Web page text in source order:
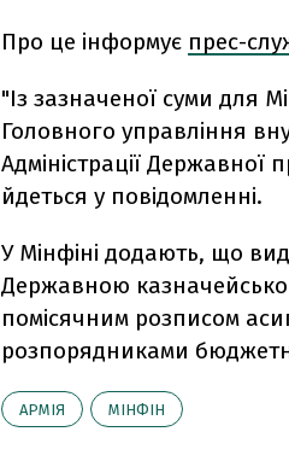
Про це інформує прес-
"Із зазначеної суми для
Головного управління
Адміністрації
йдеться у повідомленні.
У Мінфіні додають, що
Державною
помісячним розписом
розпорядниками
АРМІЯ МІНФІН